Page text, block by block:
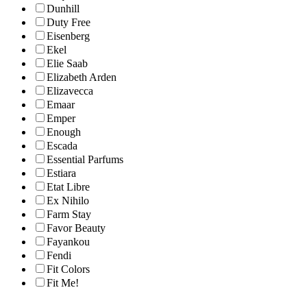
Dunhill
Duty Free
Eisenberg
Ekel
Elie Saab
Elizabeth Arden
Elizavecca
Emaar
Emper
Enough
Escada
Essential Parfums
Estiara
Etat Libre
Ex Nihilo
Farm Stay
Favor Beauty
Fayankou
Fendi
Fit Colors
Fit Me!